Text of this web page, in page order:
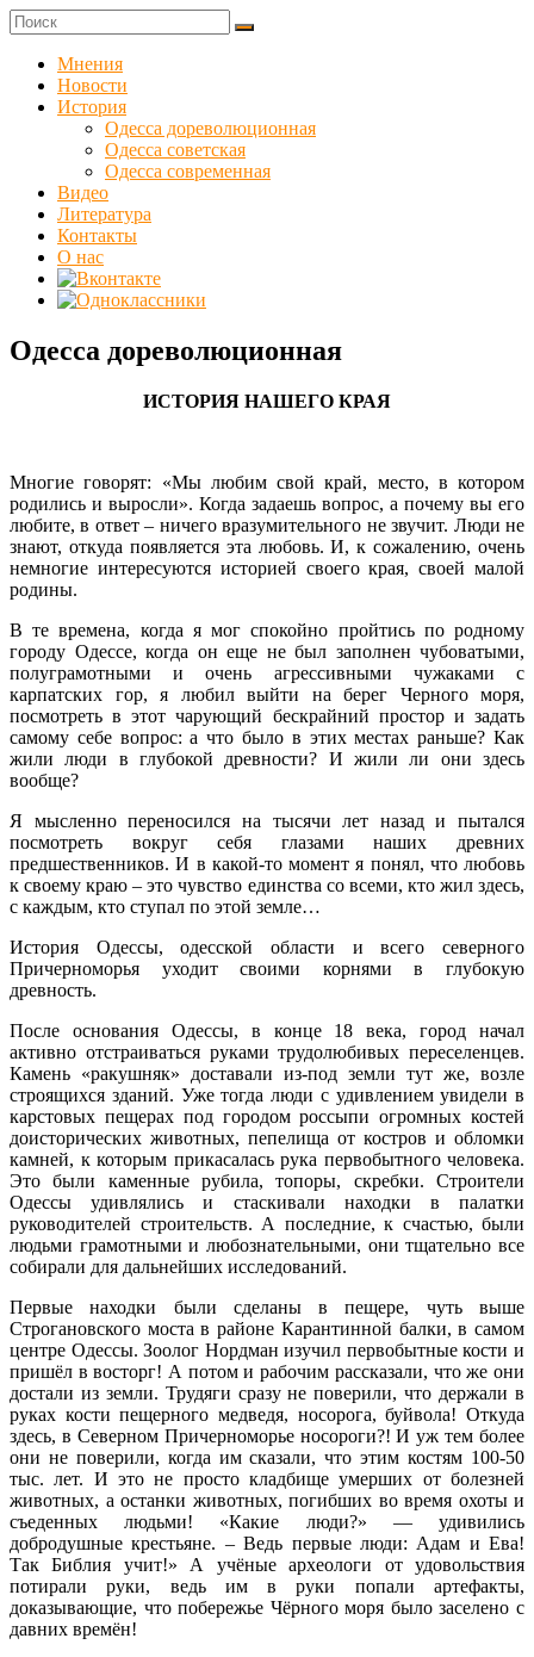
Skip
to
content
Куликовец
Сайт
одесского
сопротивления
Мнения
Новости
История
Одесса дореволюционная
Одесса советская
Одесса современная
Видео
Литература
Контакты
О нас
Одесса дореволюционная
ИСТОРИЯ НАШЕГО КРАЯ
Многие говорят: «Мы любим свой край, место, в котором
родились и выросли». Когда задаешь вопрос, а почему вы его
любите, в ответ – ничего вразумительного не звучит. Люди не
знают, откуда появляется эта любовь. И, к сожалению, очень
немногие интересуются историей своего края, своей малой
родины.
В те времена, когда я мог спокойно пройтись по родному
городу Одессе, когда он еще не был заполнен чубоватыми,
полуграмотными и очень агрессивными чужаками с
карпатских гор, я любил выйти на берег Черного моря,
посмотреть в этот чарующий бескрайний простор и задать
самому себе вопрос: а что было в этих местах раньше? Как
жили люди в глубокой древности? И жили ли они здесь
вообще?
Я мысленно переносился на тысячи лет назад и пытался
посмотреть вокруг себя глазами наших древних
предшественников. И в какой-то момент я понял, что любовь
к своему краю – это чувство единства со всеми, кто жил здесь,
с каждым, кто ступал по этой земле…
История Одессы, одесской области и всего северного
Причерноморья уходит своими корнями в глубокую
древность.
После основания Одессы, в конце 18 века, город начал
активно отстраиваться руками трудолюбивых переселенцев.
Камень «ракушняк» доставали из-под земли тут же, возле
строящихся зданий. Уже тогда люди с удивлением увидели в
карстовых пещерах под городом россыпи огромных костей
доисторических животных, пепелища от костров и обломки
камней, к которым прикасалась рука первобытного человека.
Это были каменные рубила, топоры, скребки. Строители
Одессы удивлялись и стаскивали находки в палатки
руководителей строительств. А последние, к счастью, были
людьми грамотными и любознательными, они тщательно все
собирали для дальнейших исследований.
Первые находки были сделаны в пещере, чуть выше
Строгановского моста в районе Карантинной балки, в самом
центре Одессы. Зоолог Нордман изучил первобытные кости и
пришёл в восторг! А потом и рабочим рассказали, что же они
достали из земли. Трудяги сразу не поверили, что держали в
руках кости пещерного медведя, носорога, буйвола! Откуда
здесь, в Северном Причерноморье носороги?! И уж тем более
они не поверили, когда им сказали, что этим костям 100-50
тыс. лет. И это не просто кладбище умерших от болезней
животных, а останки животных, погибших во время охоты и
съеденных людьми! «Какие люди?» — удивились
добродушные крестьяне. – Ведь первые люди: Адам и Ева!
Так Библия учит!» А учёные археологи от удовольствия
потирали руки, ведь им в руки попали артефакты,
доказывающие, что побережье Чёрного моря было заселено с
давних времён!